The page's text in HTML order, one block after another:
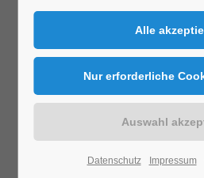
Datenschutz Impressum